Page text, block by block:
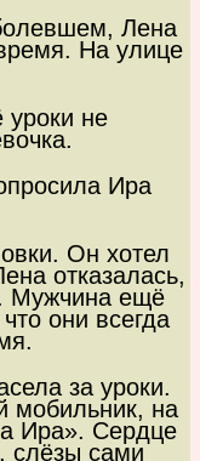
Лена
На улице
не
Ира
Он хотел
отказалась,
Мужчина ещё
они всегда
за уроки.
мобильник, на
Ира». Сердце
слёзы сами